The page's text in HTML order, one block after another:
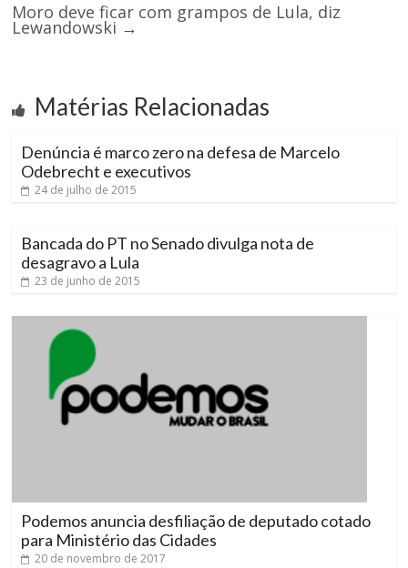
Moro deve ficar com grampos de Lula, diz
Lewandowski →
Matérias Relacionadas
Denúncia é marco zero na defesa de Marcelo
Odebrecht e executivos
24 de julho de 2015
Bancada do PT no Senado divulga nota de
desagravo a Lula
23 de junho de 2015
Podemos anuncia desfiliação de deputado cotado
para Ministério das Cidades
20 de novembro de 2017